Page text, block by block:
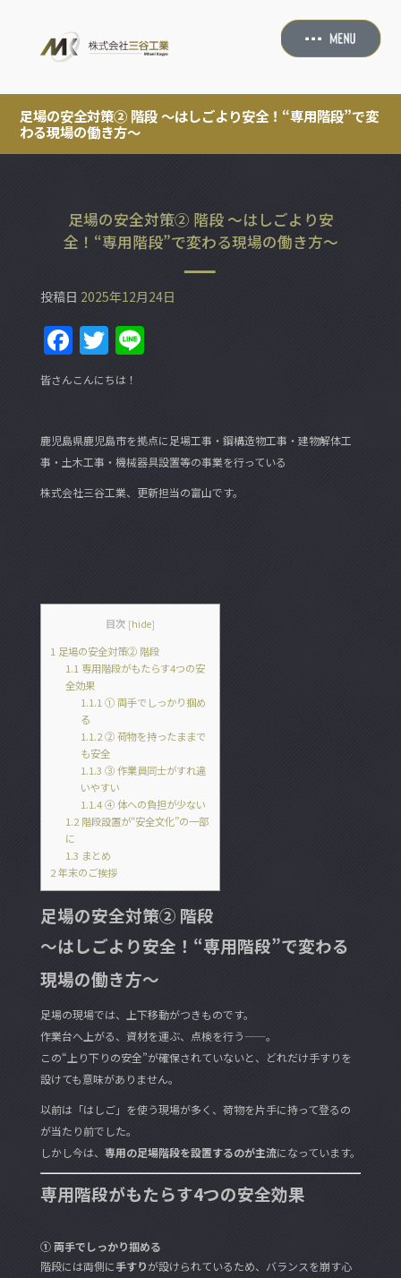
足場の安全対策② 階段 ～はしごより安全！“専用階段”で変
わる現場の働き方～
足場の安全対策② 階段 ～はしごより安
全！“専用階段”で変わる現場の働き方～
投稿日 2025年12月24日
F
a
c
e
b
o
o
T
w
itt
er
Li
皆さんこんにちは！
鹿児島県鹿児島市を拠点に足場工事・鋼構造物工事・建物解体工
事・土木工事・機械器具設置等の事業を行っている
株式会社三谷工業、更新担当の富山です。
目次 [hide]
1 足場の安全対策② 階段
1.1 専用階段がもたらす4つの安
全効果
1.1.1 ① 両手でしっかり掴め
る
1.1.2② 荷物を持ったままで
も安全
1.1.3 ③ 作業員同士がすれ違
いやすい
1.1.4④ 体への負担が少ない
1.2階段設置が“安全文化”の一部
に
1.3 まとめ
2年末のご挨拶
足場の安全対策② 階段
～はしごより安全！“専用階段”で変わる
現場の働き方～
足場の現場では、上下移動がつきものです。
作業台へ上がる、資材を運ぶ、点検を行う——。
この“上り下りの安全”が確保されていないと、どれだけ手すりを
設けても意味がありません。
以前は「はしご」を使う現場が多く、荷物を片手に持って登るの
が当たり前でした。
しかし今は、 専用の足場階段を設置するのが主流になっています。
専用階段がもたらす4つの安全効果
① 両手でしっかり掴める
階段には両側に手すりが設けられているため、バランスを崩す心